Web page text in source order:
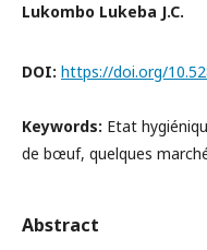
Lukombo Lukeba J.C.
DOI: https://doi.org/
Keywords: Etat
de bœuf, quelques
Abstract